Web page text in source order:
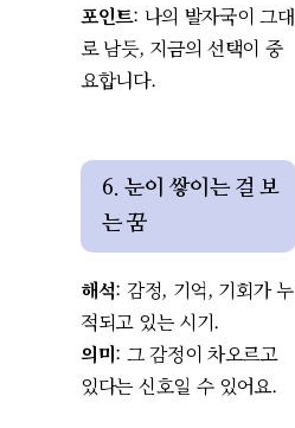
포인트: 나의 발자국이 그대
로 남듯, 지금의 선택이 중
요합니다.
6. 눈이 쌓이는 걸 보
는 꿈
해석: 감정, 기억, 기회가 누
적되고 있는 시기.
의미: 그 감정이 차오르고
있다는 신호일 수 있어요.